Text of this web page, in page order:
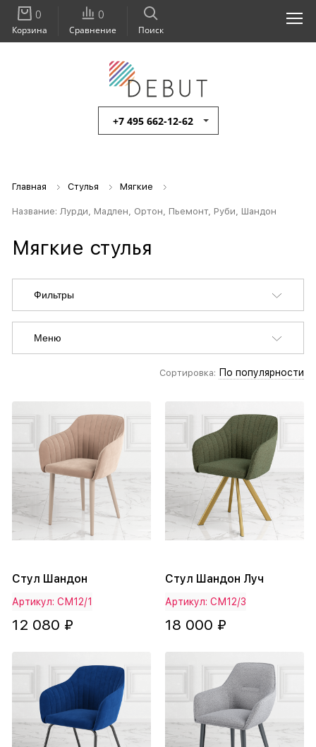
+7 495 662-12-62
Поиск
0
Сравнение
0
Корзина
Главная Стулья Мягкие
Название: Лурди, Мадлен, Ортон, Пьемонт, Руби, Шандон
Мягкие стулья
Фильтры
Меню
Сортировка: По популярности
Стул Шандон
Артикул: СМ12/1
12 080 ₽
Стул Шандон Луч
Артикул: СМ12/3
18 000 ₽